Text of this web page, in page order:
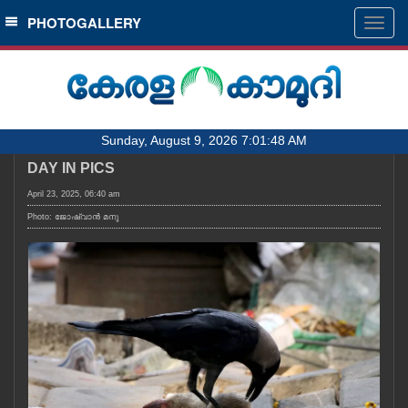
SECTIONS
HOME
NOTIFIED NEWS
KERALA
LOCAL
OBITUARY
NEWS 360
PHOTOGALLERY
Sunday, August 9, 2026 7:01:48 AM
DAY IN PICS
April 23, 2025, 06:40 am
Photo: ജോഷ്‌വാൻ മനു